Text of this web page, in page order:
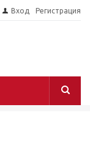
Вход Регистрация